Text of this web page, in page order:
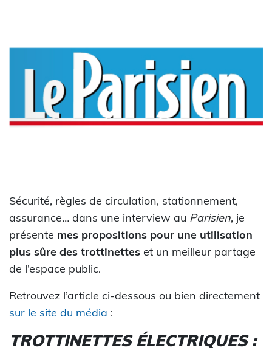
Sécurité, règles de circulation, stationnement,
assurance… dans une interview au Parisien, je
présente mes propositions pour une utilisation
plus sûre des trottinettes et un meilleur partage
de l’espace public.
Retrouvez l’article ci-dessous ou bien directement
sur le site du média :
TROTTINETTES ÉLECTRIQUES :